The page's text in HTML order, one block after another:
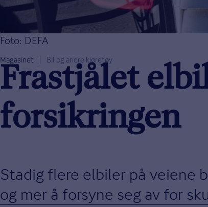
Foto: DEFA
Magasinet Bil og andre kjøretøy
Frastjålet
forsikringen
Stadig flere elbiler på veiene
og mer å forsyne seg av for